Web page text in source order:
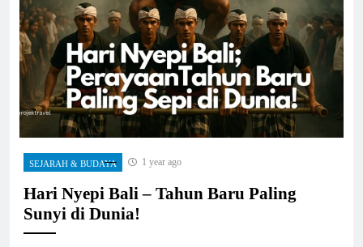
SEJARAH & BUDAYA 1 year ago
Hari Nyepi Bali – Tahun Baru Paling
Sunyi di Dunia!